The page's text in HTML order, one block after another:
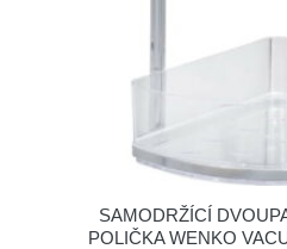
SAMODRŽÍCÍ
POLIČKA WENKO